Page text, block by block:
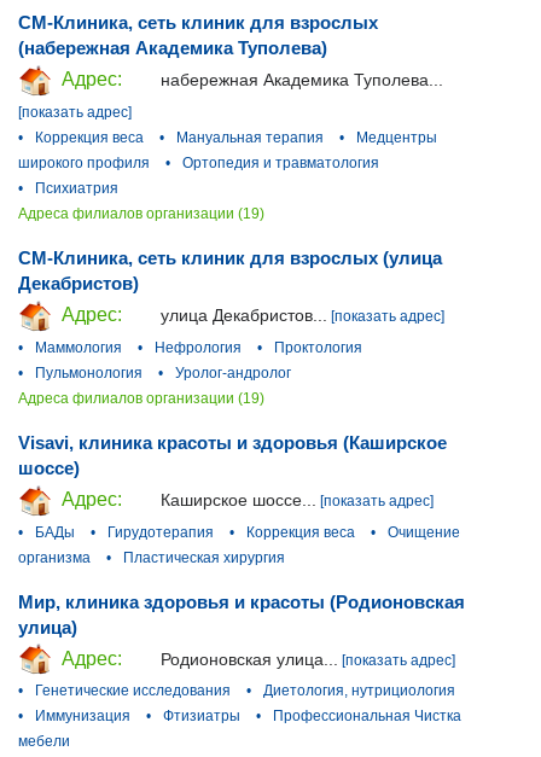
СМ-Клиника, сеть клиник для взрослых
(набережная Академика Туполева)
Адрес:
набережная Академика Туполева...
[показать адрес]
•
Коррекция веса • Мануальная терапия •
Медцентры
широкого профиля
•
Ортопедия и травматология
•
Психиатрия
Адреса филиалов организации (19)
СМ-Клиника, сеть клиник для взрослых (улица
Декабристов)
Адрес:
улица Декабристов...
[показать адрес]
•
Маммология • Нефрология •
Проктология
•
Пульмонология •
Уролог-андролог
Адреса филиалов организации (19)
Visavi, клиника красоты и здоровья (Каширское
шоссе)
Адрес:
Каширское шоссе...
[показать адрес]
•
БАДы • Гирудотерапия • Коррекция веса •
Очищение
организма
• Пластическая хирургия
Мир, клиника здоровья и красоты (Родионовская
улица)
Адрес:
Родионовская улица...
[показать адрес]
•
Генетические исследования •
Диетология, нутрициология
•
Иммунизация • Фтизиатры •
Профессиональная Чистка
мебели